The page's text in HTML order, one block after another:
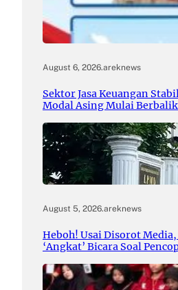
August 6, 2026.areknews
Sektor Jasa Keuangan
Modal Asing Mulai
August 5, 2026.areknews
Heboh! Usai Disorot Media,
‘Angkat’ Bicara Soal